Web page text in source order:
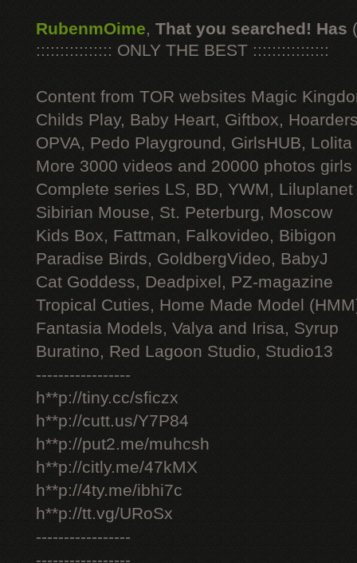
RubenmOime, That you searched! Has
:::::::::::::::: ONLY THE BEST ::::::::::::::::
Content from TOR websites Magic
Childs Play, Baby Heart, Giftbox,
OPVA, Pedo Playground, GirlsHUB, Lolita
More 3000 videos and 20000 photos
Complete series LS, BD, YWM, Liluplanet
Sibirian Mouse, St. Peterburg, Moscow
Kids Box, Fattman, Falkovideo, Bibigon
Paradise Birds, GoldbergVideo, BabyJ
Cat Goddess, Deadpixel, PZ-magazine
Tropical Cuties, Home Made Model
Fantasia Models, Valya and Irisa, Syrup
Buratino, Red Lagoon Studio, Studio13
-----------------
h**p://tiny.cc/sficzx
h**p://cutt.us/Y7P84
h**p://put2.me/muhcsh
h**p://citly.me/47kMX
h**p://4ty.me/ibhi7c
h**p://tt.vg/URoSx
-----------------